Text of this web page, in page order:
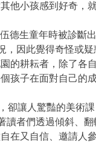
他小孩感到好奇，就
德生童年時被診斷
因此覺得奇怪或
的耕耘者，除了各
子在面對自己的
讓人驚豔的美術
讀者們透過傾斜、
在又自信、邀請人